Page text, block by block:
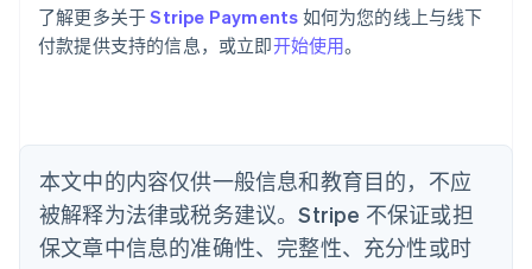
了解更多关于Stripe Payments 如何为您的线上与线下
付款提供支持的信息，或立即开始使用。
本文中的内容仅供一般信息和教育目的，不应
被解释为法律或税务建议。Stripe 不保证或担
保文章中信息的准确性、完整性、充分性或时
Português English
保加利亚
English
丹麦
English
德国
DeutschEnglish